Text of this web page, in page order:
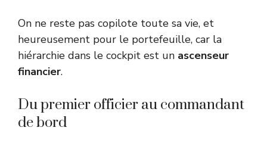
On ne reste pas copilote toute sa vie, et
heureusement pour le portefeuille, car la
hiérarchie dans le cockpit est un ascenseur
financier.
Du premier officier au commandant
de bord